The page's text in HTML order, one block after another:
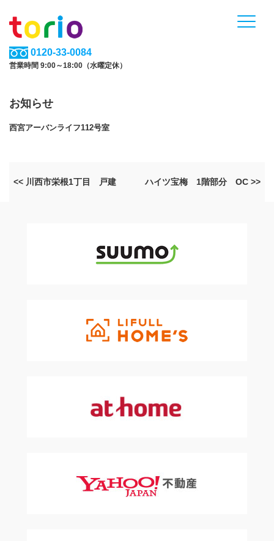
0120-33-0084
営業時間 9:00～18:00（水曜定休）
お知らせ
西宮アーバンライフ112号室
<< 川西市栄根1丁目 戸建 ハイツ宝梅 1階部分 OC >>